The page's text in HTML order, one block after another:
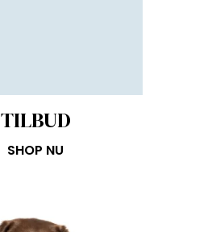
TILBUD
SHOP NU